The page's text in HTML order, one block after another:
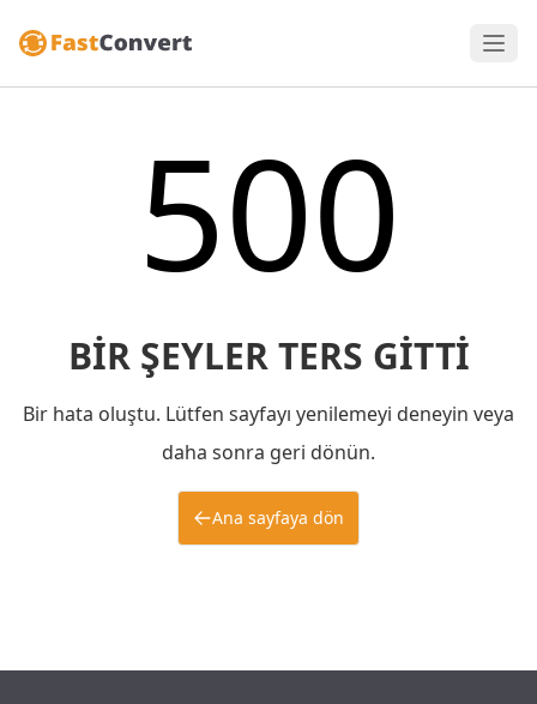
500
BIR ŞEYLER TERS GITTI
Bir hata oluştu. Lütfen sayfayı yenilemeyi deneyin veya
daha sonra geri dönün.
Ana sayfaya dön